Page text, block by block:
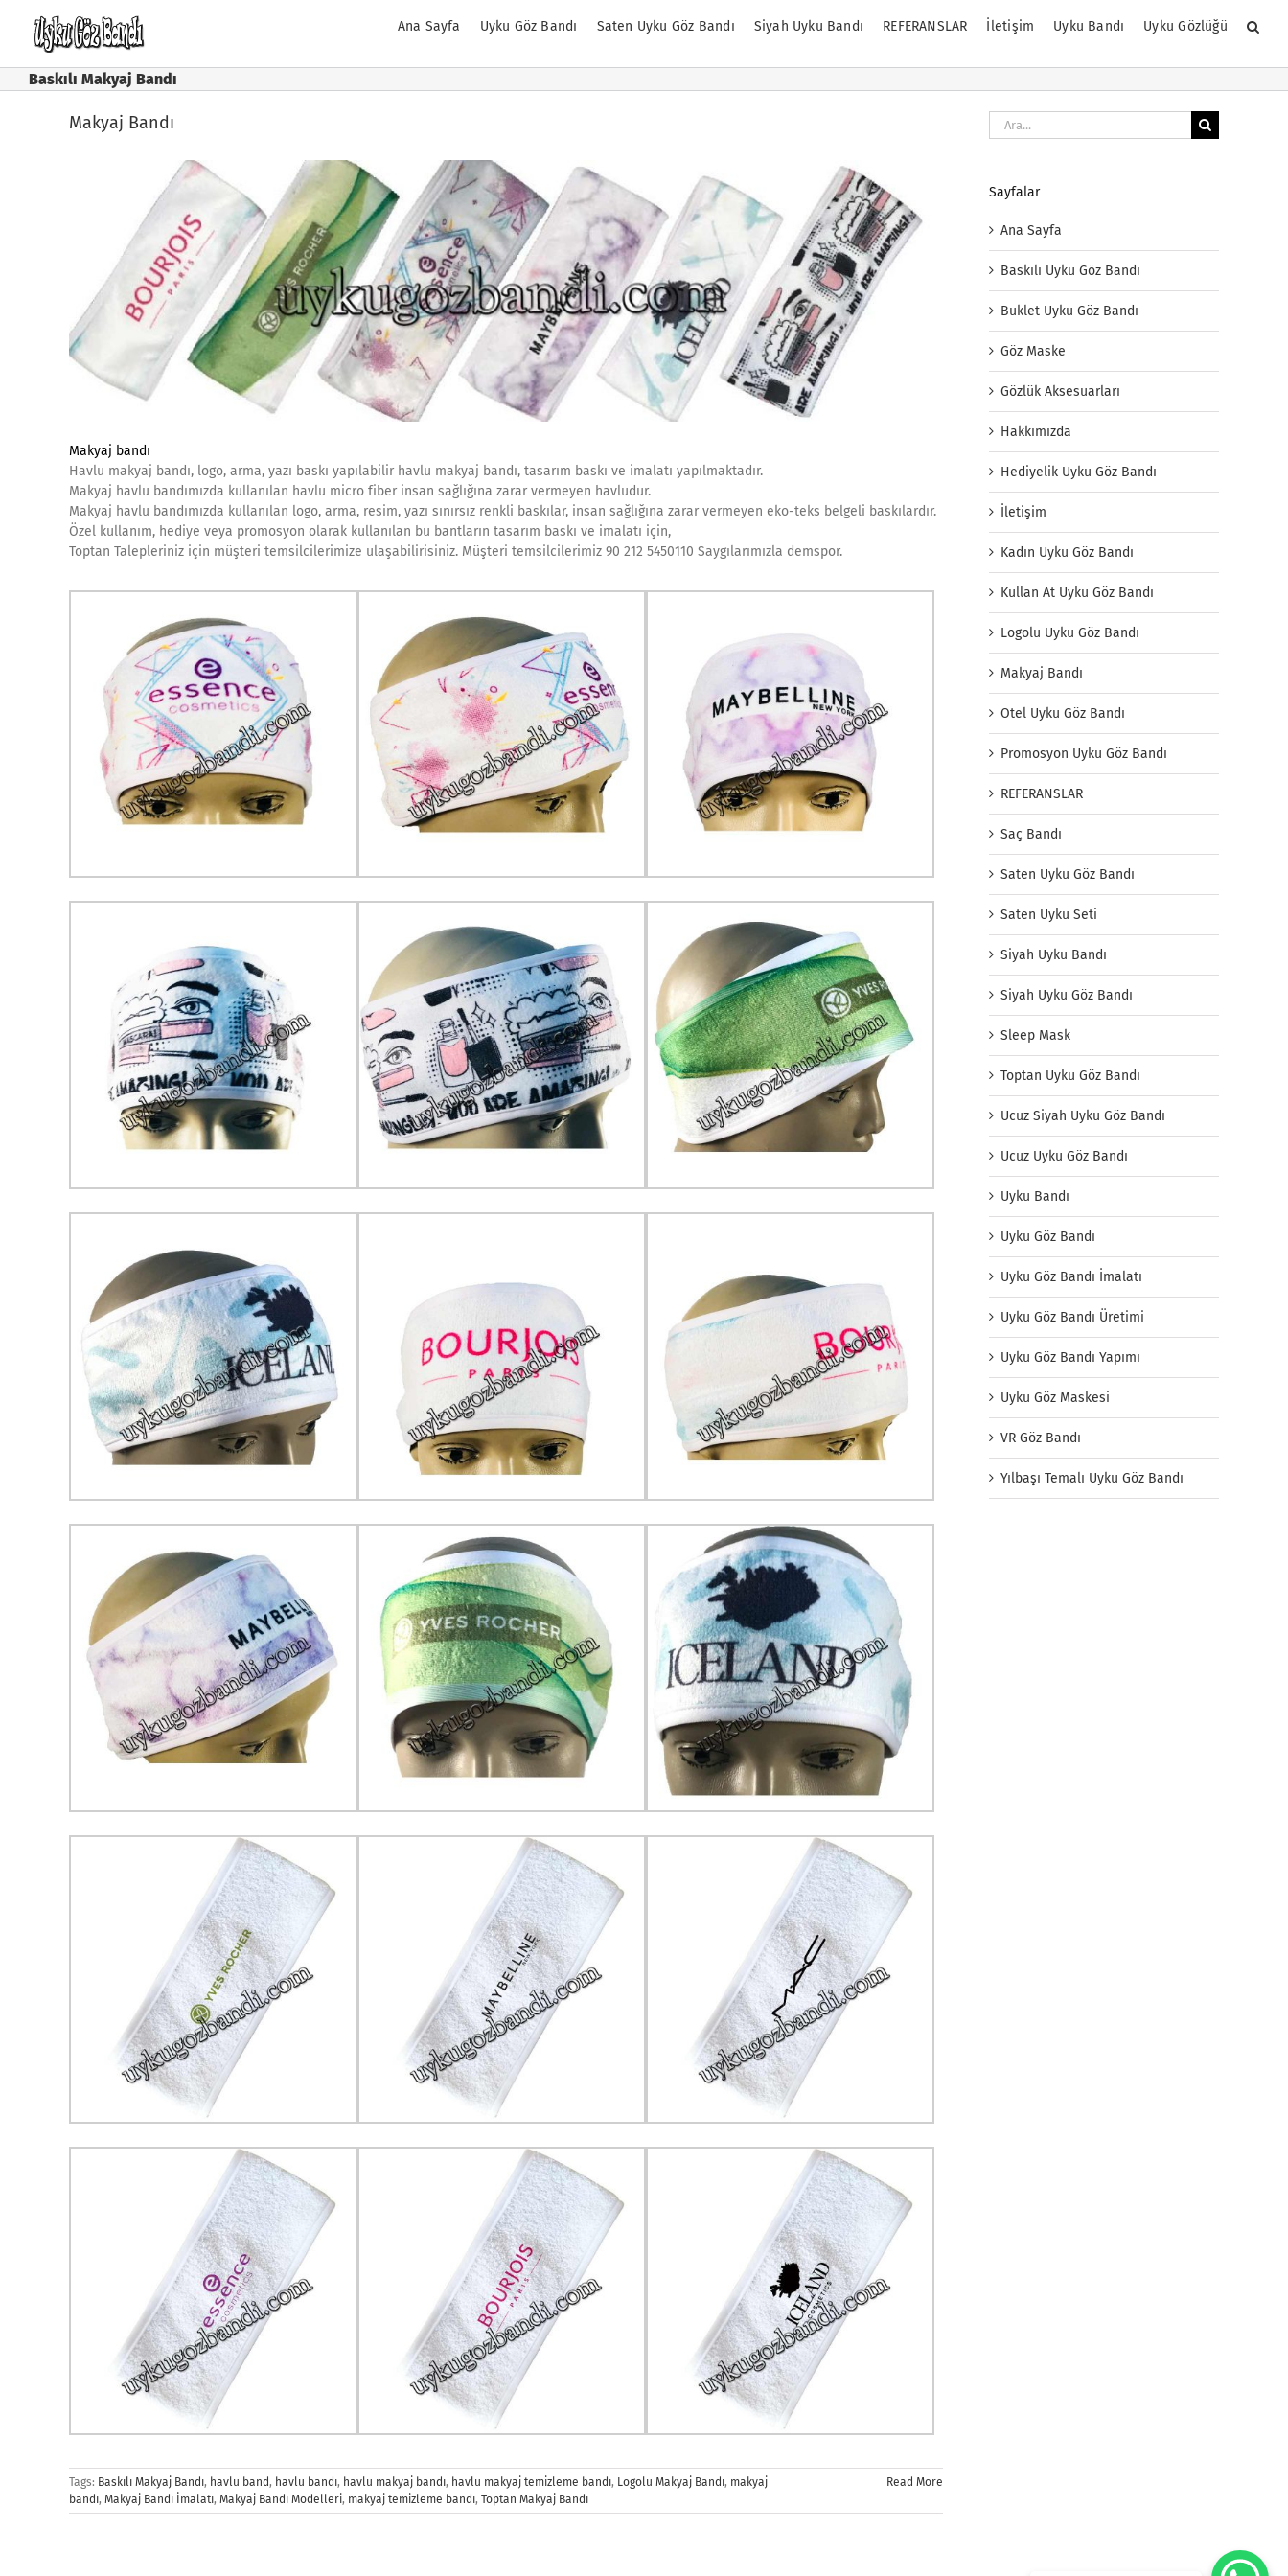
content
Ana Sayfa Uyku Göz Bandı Saten Uyku Göz Bandı Siyah Uyku Bandı REFERANSLAR İletişim Uyku Bandı Uyku Gözlüğü
Baskılı Makyaj Bandı
Makyaj Bandı
Makyaj bandı
Havlu makyaj bandı, logo, arma, yazı baskı yapılabilir havlu makyaj bandı, tasarım baskı ve imalatı yapılmaktadır.
Makyaj havlu bandımızda kullanılan havlu micro fiber insan sağlığına zarar vermeyen havludur.
Makyaj havlu bandımızda kullanılan logo, arma, resim, yazı sınırsız renkli baskılar, insan sağlığına zarar vermeyen eko-teks belgeli baskılardır.
Özel kullanım, hediye veya promosyon olarak kullanılan bu bantların tasarım baskı ve imalatı için,
Toptan Talepleriniz için müşteri temsilcilerimize ulaşabilirisiniz. Müşteri temsilcilerimiz 90 212 5450110 Saygılarımızla demspor.
Tags: Baskılı Makyaj Bandı, havlu band, havlu bandı, havlu makyaj bandı, havlu makyaj temizleme bandı, Logolu Makyaj Bandı, makyaj
bandı, Makyaj Bandı İmalatı, Makyaj Bandı Modelleri, makyaj temizleme bandı, Toptan Makyaj Bandı
Read More
Ara:
Sayfalar
Ana Sayfa
Baskılı Uyku Göz Bandı
Buklet Uyku Göz Bandı
Göz Maske
Gözlük Aksesuarları
Hakkımızda
Hediyelik Uyku Göz Bandı
İletişim
Kadın Uyku Göz Bandı
Kullan At Uyku Göz Bandı
Logolu Uyku Göz Bandı
Makyaj Bandı
Otel Uyku Göz Bandı
Promosyon Uyku Göz Bandı
REFERANSLAR
Saç Bandı
Saten Uyku Göz Bandı
Saten Uyku Seti
Siyah Uyku Bandı
Siyah Uyku Göz Bandı
Sleep Mask
Toptan Uyku Göz Bandı
Ucuz Siyah Uyku Göz Bandı
Ucuz Uyku Göz Bandı
Uyku Bandı
Uyku Göz Bandı
Uyku Göz Bandı İmalatı
Uyku Göz Bandı Üretimi
Uyku Göz Bandı Yapımı
Uyku Göz Maskesi
VR Göz Bandı
Yılbaşı Temalı Uyku Göz Bandı